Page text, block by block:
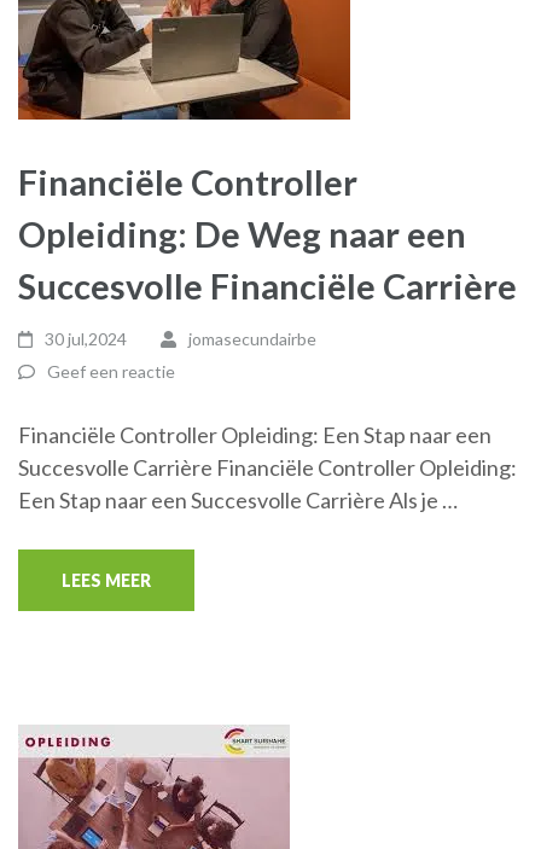
Financiële Controller
Opleiding: De Weg naar een
Succesvolle Financiële Carrière
30 jul,2024
jomasecundairbe
Geef een reactie
Financiële Controller Opleiding: Een Stap naar een
Succesvolle Carrière Financiële Controller Opleiding:
Een Stap naar een Succesvolle Carrière Als je …
LEES MEER